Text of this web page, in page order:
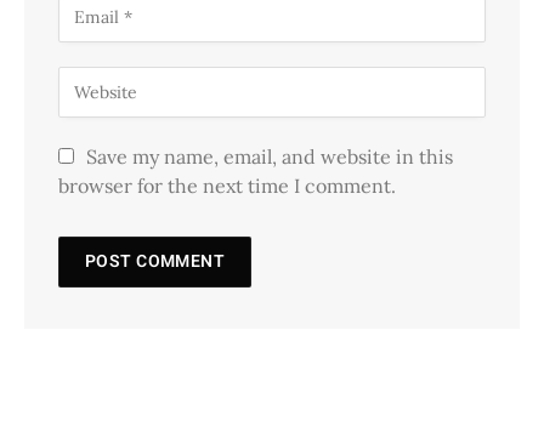
Save my name, email, and website in this
browser for the next time I comment.